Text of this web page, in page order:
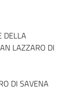
DELLA
LAZZARO DI
DI SAVENA